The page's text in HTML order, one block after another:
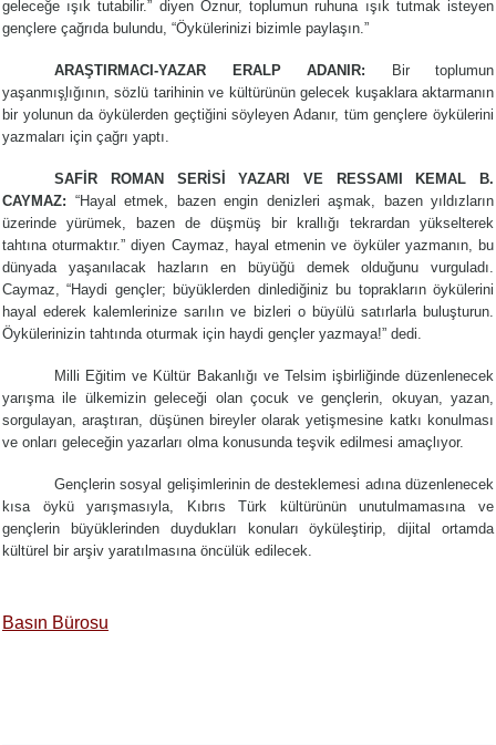
geleceğe ışık tutabilir.” diyen Öznur, toplumun ruhuna ışık tutmak isteyen
gençlere çağrıda bulundu, “Öykülerinizi bizimle paylaşın.”
ARAŞTIRMACI-YAZAR ERALP ADANIR: Bir toplumun
yaşanmış̧lığının, sözlü tarihinin ve kültürünün gelecek kuşaklara aktarmanın
bir yolunun da öykülerden geçtiğini söyleyen Adanır, tüm gençlere öykülerini
yazmaları için çağrı yaptı.
SAFİR ROMAN SERİSİ YAZARI VE RESSAMI KEMAL B.
CAYMAZ: “Hayal etmek, bazen engin denizleri aşmak, bazen yıldızların
üzerinde yürümek, bazen de düşmüş bir krallığı tekrardan yükselterek
tahtına oturmaktır.” diyen Caymaz, hayal etmenin ve öyküler yazmanın, bu
dünyada yaşanılacak hazların en büyüğü demek olduğunu vurguladı.
Caymaz, “Haydi gençler; büyüklerden dinlediğiniz bu toprakların öykülerini
hayal ederek kalemlerinize sarılın ve bizleri o büyülü satırlarla buluşturun.
Öykülerinizin tahtında oturmak için haydi gençler yazmaya!” dedi.
Milli Eğitim ve Kültür Bakanlığı ve Telsim işbirliğinde düzenlenecek
yarışma ile ülkemizin geleceği olan çocuk ve gençlerin, okuyan, yazan,
sorgulayan, araştıran, düşünen bireyler olarak yetişmesine katkı konulması
ve onları geleceğin yazarları olma konusunda teşvik edilmesi amaçlıyor.
Gençlerin sosyal gelişimlerinin de desteklemesi adına düzenlenecek
kısa öykü yarışmasıyla, Kıbrıs Türk kültürünün unutulmamasına ve
gençlerin büyüklerinden duydukları konuları öyküleştirip, dijital ortamda
kültürel bir arşiv yaratılmasına öncülük edilecek.
Basın Bürosu